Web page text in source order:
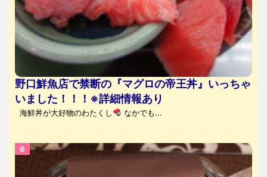
野口鮮魚店で禁断の『マグロの帝王丼』いっちゃ
いました！！！※詳細情報あり
海鮮丼が大好物のわたくし なかでも...